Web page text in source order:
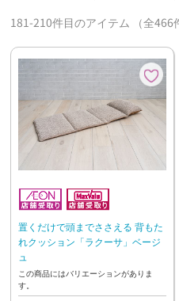
181-210件目のアイテム （全466
置くだけで頭までささえる 背もた
れクッション「ラクーサ」ベージ
ュ
この商品にはバリエーションがありま
す。